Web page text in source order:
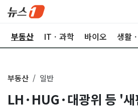
부동산 ITㆍ과학 바이오 생활
부동산 일반
LH·HUG·대광위 등 '새